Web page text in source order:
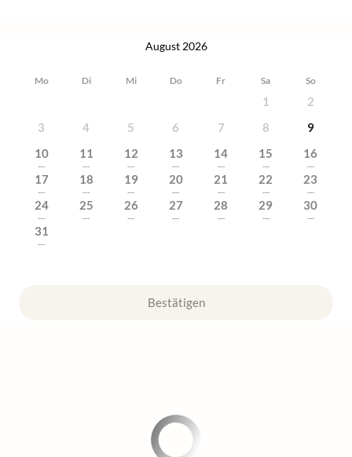
August 2026
Mo Di Mi Do Fr Sa So
1
2
3
4 5 6 7 8
9
10
---
11
---
12
---
13
---
14
---
15
---
16
---
17
---
18
---
19
---
20
---
21
---
22
---
23
---
24
---
25
---
26
---
27
---
28
---
29
---
30
---
31
---
Bestätigen